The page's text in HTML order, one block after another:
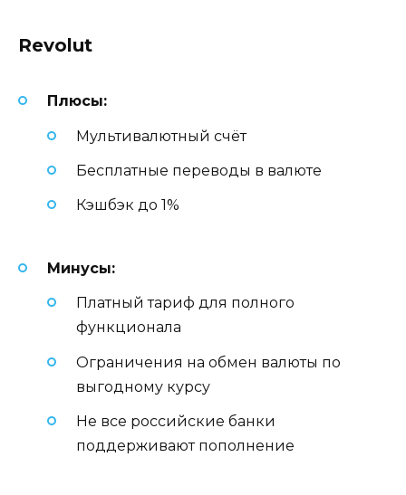
Revolut
Плюсы:
Мультивалютный счёт
Бесплатные переводы в валюте
Кэшбэк до 1%
Минусы:
Платный тариф для полного
функционала
Ограничения на обмен валюты по
выгодному курсу
Не все российские банки
поддерживают пополнение